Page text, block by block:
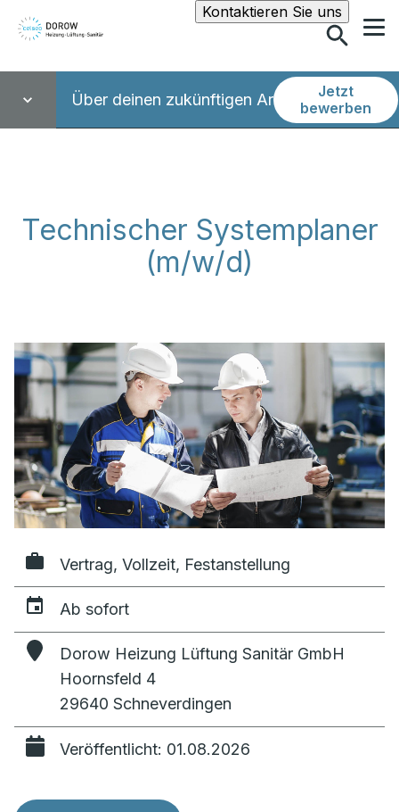
Kontaktieren Sie unsSuche
Über deinen zukünftigen Arbeitsplatz
Jetzt
bewerben
Technischer Systemplaner
(m/w/d)
Vertrag, Vollzeit, Festanstellung
Ab sofort
Dorow Heizung Lüftung Sanitär GmbH
Hoornsfeld 4
29640 Schneverdingen
Veröffentlicht: 01.08.2026